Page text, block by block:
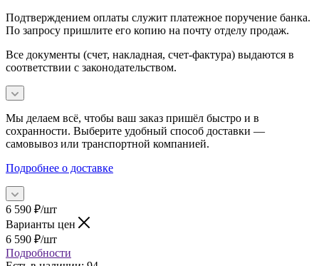
Подтверждением оплаты служит платежное поручение банка.
По запросу пришлите его копию на почту отделу продаж.
Все документы (счет, накладная, счет‑фактура) выдаются в
соответствии с законодательством.
Мы делаем всё, чтобы ваш заказ пришёл быстро и в
сохранности. Выберите удобный способ доставки —
самовывоз или транспортной компанией.
Подробнее о доставке
6 590 ₽/шт
Варианты цен
6 590 ₽/шт
Подробности